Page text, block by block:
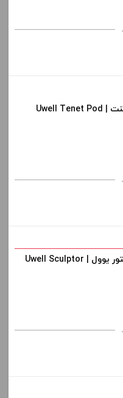
، گزینه های محصول را
، گزینه های محصول را
خرید
پاد سیستم یوول تنت | Uwell Tenet Pod
، گزینه های محصول را
پاد سیستم اسکالپتور یوول | Uwell Sculptor